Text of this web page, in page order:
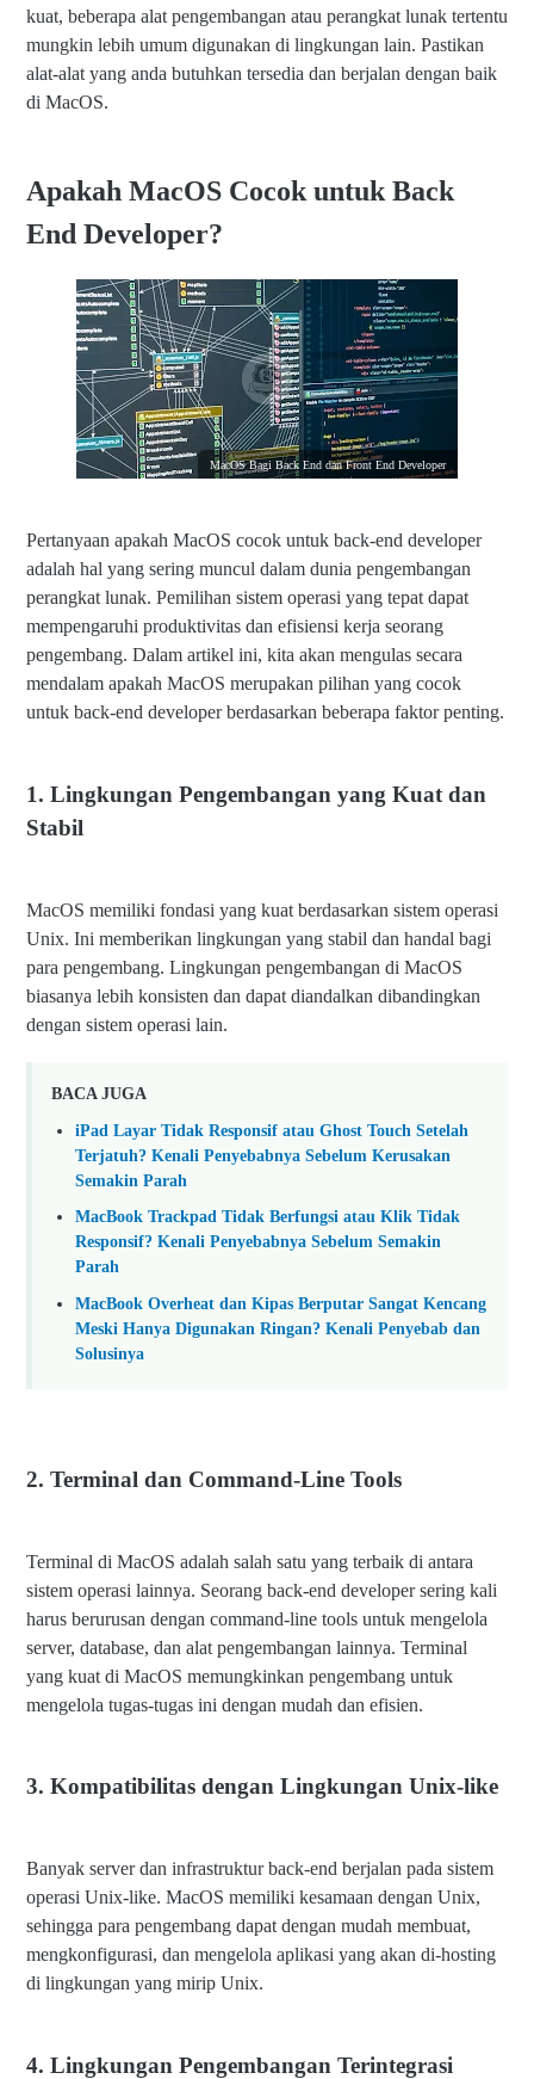
kuat, beberapa alat pengembangan atau perangkat lunak tertentu
mungkin lebih umum digunakan di lingkungan lain. Pastikan
alat-alat yang anda butuhkan tersedia dan berjalan dengan baik
di MacOS.
Apakah MacOS Cocok untuk Back
End Developer?
MacOS Bagi Back End dan Front End Developer
Pertanyaan apakah MacOS cocok untuk back-end developer
adalah hal yang sering muncul dalam dunia pengembangan
perangkat lunak. Pemilihan sistem operasi yang tepat dapat
mempengaruhi produktivitas dan efisiensi kerja seorang
pengembang. Dalam artikel ini, kita akan mengulas secara
mendalam apakah MacOS merupakan pilihan yang cocok
untuk back-end developer berdasarkan beberapa faktor penting.
1. Lingkungan Pengembangan yang Kuat dan
Stabil
MacOS memiliki fondasi yang kuat berdasarkan sistem operasi
Unix. Ini memberikan lingkungan yang stabil dan handal bagi
para pengembang. Lingkungan pengembangan di MacOS
biasanya lebih konsisten dan dapat diandalkan dibandingkan
dengan sistem operasi lain.
BACA JUGA
iPad Layar Tidak Responsif atau Ghost Touch Setelah
Terjatuh? Kenali Penyebabnya Sebelum Kerusakan
Semakin Parah
MacBook Trackpad Tidak Berfungsi atau Klik Tidak
Responsif? Kenali Penyebabnya Sebelum Semakin
Parah
MacBook Overheat dan Kipas Berputar Sangat Kencang
Meski Hanya Digunakan Ringan? Kenali Penyebab dan
Solusinya
2. Terminal dan Command-Line Tools
Terminal di MacOS adalah salah satu yang terbaik di antara
sistem operasi lainnya. Seorang back-end developer sering kali
harus berurusan dengan command-line tools untuk mengelola
server, database, dan alat pengembangan lainnya. Terminal
yang kuat di MacOS memungkinkan pengembang untuk
mengelola tugas-tugas ini dengan mudah dan efisien.
3. Kompatibilitas dengan Lingkungan Unix-like
Banyak server dan infrastruktur back-end berjalan pada sistem
operasi Unix-like. MacOS memiliki kesamaan dengan Unix,
sehingga para pengembang dapat dengan mudah membuat,
mengkonfigurasi, dan mengelola aplikasi yang akan di-hosting
di lingkungan yang mirip Unix.
4. Lingkungan Pengembangan Terintegrasi